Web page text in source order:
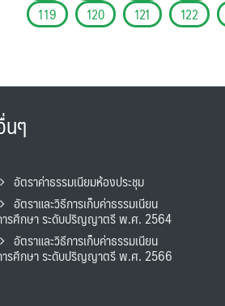
119
120 121 122
นๆ
อัตราค่าธรรมเนียมห้องประชุม
อัตราและวิธีการเก็บค่าธรรมเนียน
รศึกษา ระดับปริญญาตรี พ.ศ. 2564
อัตราและวิธีการเก็บค่าธรรมเนียน
รศึกษา ระดับปริญญาตรี พ.ศ. 2566